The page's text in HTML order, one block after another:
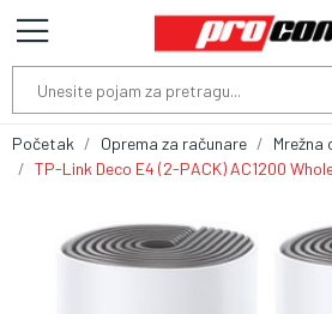
Početak Oprema za računare Mrežna
TP-Link Deco E4 (2-PACK) AC1200